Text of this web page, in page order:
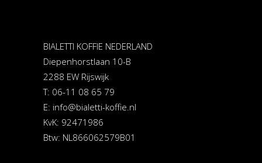
BIALETTI KOFFIE NEDERLAND
Diepenhorstlaan 10-B
2288 EW Rijswijk
T: 06-11 08 65 79
E: info@bialetti-koffie.nl
KvK: 92471986
Btw: NL866062579B01